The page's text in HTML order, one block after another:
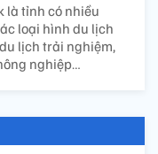
là tỉnh có nhiều
loại hình du lịch
lịch trải nghiệm,
nghiệp…